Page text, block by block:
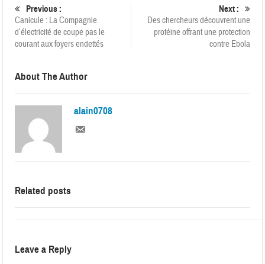
Previous :
Canicule : La Compagnie
d’électricité de coupe pas le
courant aux foyers endettés
Next :
Des chercheurs découvrent une
protéine offrant une protection
contre Ebola
About The Author
alain0708
Related posts
Leave a Reply